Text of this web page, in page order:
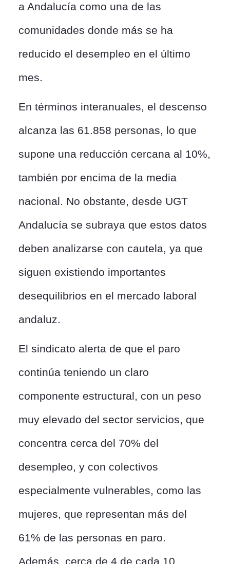
a Andalucía como una de las
comunidades donde más se ha
reducido el desempleo en el último
mes.
En términos interanuales, el descenso
alcanza las 61.858 personas, lo que
supone una reducción cercana al 10%,
también por encima de la media
nacional. No obstante, desde UGT
Andalucía se subraya que estos datos
deben analizarse con cautela, ya que
siguen existiendo importantes
desequilibrios en el mercado laboral
andaluz.
El sindicato alerta de que el paro
continúa teniendo un claro
componente estructural, con un peso
muy elevado del sector servicios, que
concentra cerca del 70% del
desempleo, y con colectivos
especialmente vulnerables, como las
mujeres, que representan más del
61% de las personas en paro.
Además, cerca de 4 de cada 10